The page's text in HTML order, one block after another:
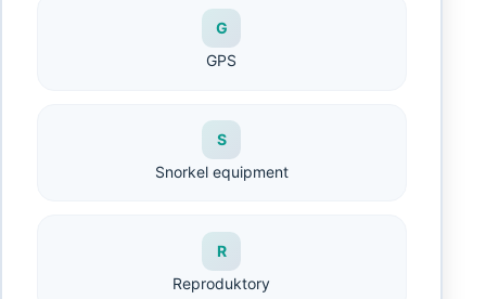
G
GPS
S
Snorkel equipment
R
Reproduktory